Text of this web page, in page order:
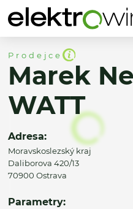
Prodejce
Marek
WATT
Adresa:
Moravskoslezský kraj
Daliborova 420/13
70900 Ostrava
Parametry: